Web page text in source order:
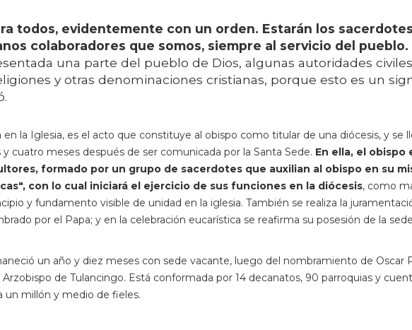
todos, evidentemente con un orden. Estarán los sacerdotes
colaboradores que somos, siempre al servicio del pueblo.
una parte del pueblo de Dios, algunas autoridades
y otras denominaciones cristianas, porque esto es un
la Iglesia, es el acto que constituye al obispo como titular de una diócesis, y se
cuatro meses después de ser comunicada por la Santa Sede. En ella, el obispo
formado por un grupo de sacerdotes que auxilian al obispo en su
con lo cual iniciará el ejercicio de sus funciones en la diócesis, como
y fundamento visible de unidad en la iglesia. También se realiza la
por el Papa; y en la celebración eucarística se reafirma su posesión de la sede
un año y diez meses con sede vacante, luego del nombramiento de Oscar
de Tulancingo. Está conformada por 14 decanatos, 90 parroquias y
un millón y medio de fieles.